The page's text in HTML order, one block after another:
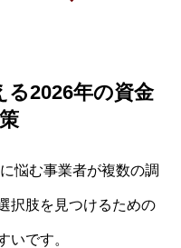
る2026年の資金
悩む事業者が複数の調
択肢を見つけるための
いです。